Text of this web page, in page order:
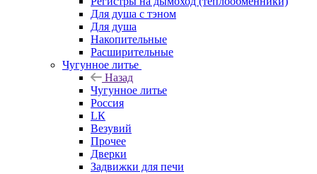
Для душа с тэном
Для душа
Накопительные
Расширительные
Чугунное литье
Назад
Чугунное литье
Россия
LК
Везувий
Прочее
Дверки
Задвижки для печи